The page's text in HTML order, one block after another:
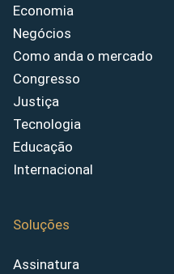
Economia
Negócios
Como anda o mercado
Congresso
Justiça
Tecnologia
Educação
Internacional
Soluções
Assinatura